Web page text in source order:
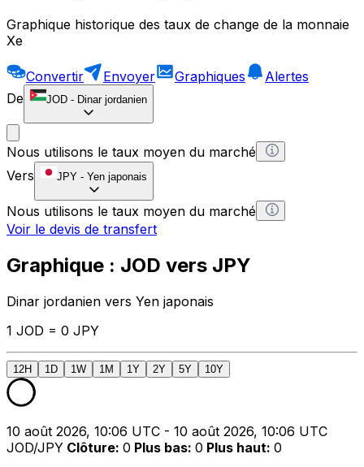
Graphique historique des taux de change de la monnaie
Xe
Convertir Envoyer Graphiques
Alertes
De
JOD - Dinar jordanien
Nous utilisons le taux moyen du marché
Vers
JPY - Yen japonais
Nous utilisons le taux moyen du marché
Voir le devis de transfert
Graphique : JOD vers JPY
Dinar jordanien vers Yen japonais
1 JOD = 0 JPY
12H 1D 1W 1M 1Y 2Y 5Y 10Y
10 août 2026, 10:06 UTC - 10 août 2026, 10:06 UTC
JOD/JPY Clôture: 0 Plus bas: 0 Plus haut: 0